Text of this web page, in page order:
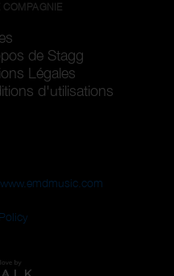
COMPAGNIE
de Stagg
Légales
d'utilisations
www.emdmusic.com